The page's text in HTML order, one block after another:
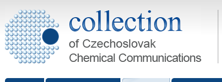
Collection of Czechoslovak Chemical Communications - digital